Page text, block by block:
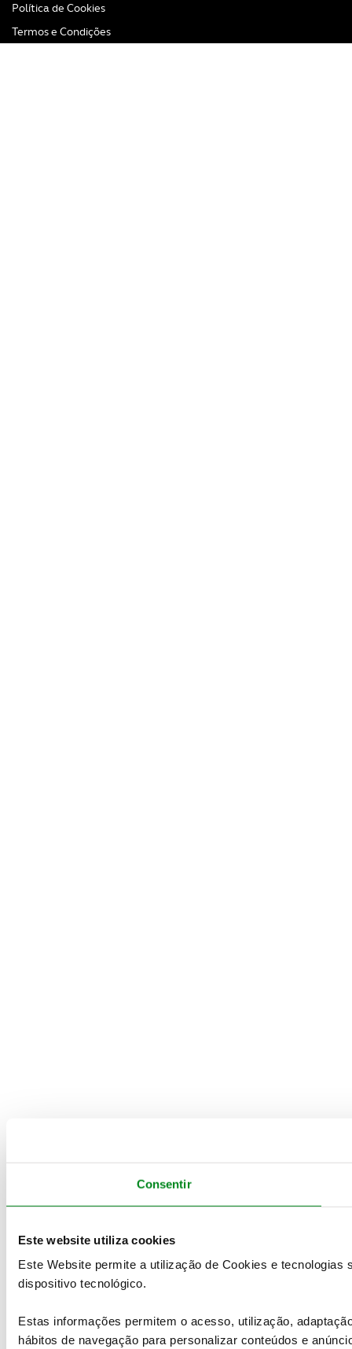
Consentir
Este website utiliza cookies
Este Website permite a utilização de Cookies e
dispositivo tecnológico.
Estas informações permitem o acesso, utilização,
hábitos de navegação para personalizar conteúdos e
Política de Cookies
Termos e Condições